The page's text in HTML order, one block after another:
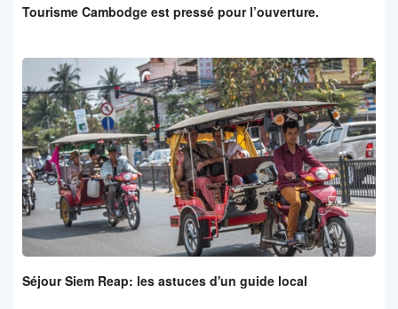
Tourisme Cambodge est pressé pour l’ouverture.
Séjour Siem Reap: les astuces d'un guide local